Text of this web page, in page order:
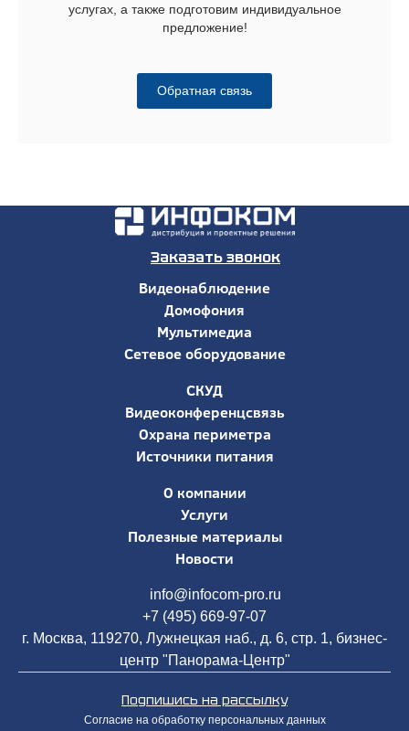
услугах, а также подготовим индивидуальное
предложение!
Обратная связь
Заказать звонок
Видеонаблюдение
Домофония
Мультимедиа
Сетевое оборудование
СКУД
Видеоконференцсвязь
Охрана периметра
Источники питания
О компании
Услуги
Полезные материалы
Новости
info@infocom-pro.ru
+7 (495) 669-97-07
г. Москва, 119270, Лужнецкая наб., д. 6, стр. 1, бизнес-
центр "Панорама-Центр"
Подпишись на рассылку
Согласие на обработку персональных данных